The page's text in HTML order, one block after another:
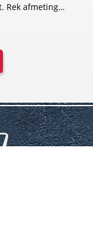
Rek afmeting